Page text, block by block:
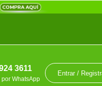
3611
WhatsApp
Entrar /